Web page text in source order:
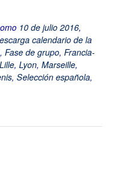
10 de julio 2016,
calendario de la
, Fase de grupo, Francia-
Lille, Lyon, Marseille,
, Selección española,